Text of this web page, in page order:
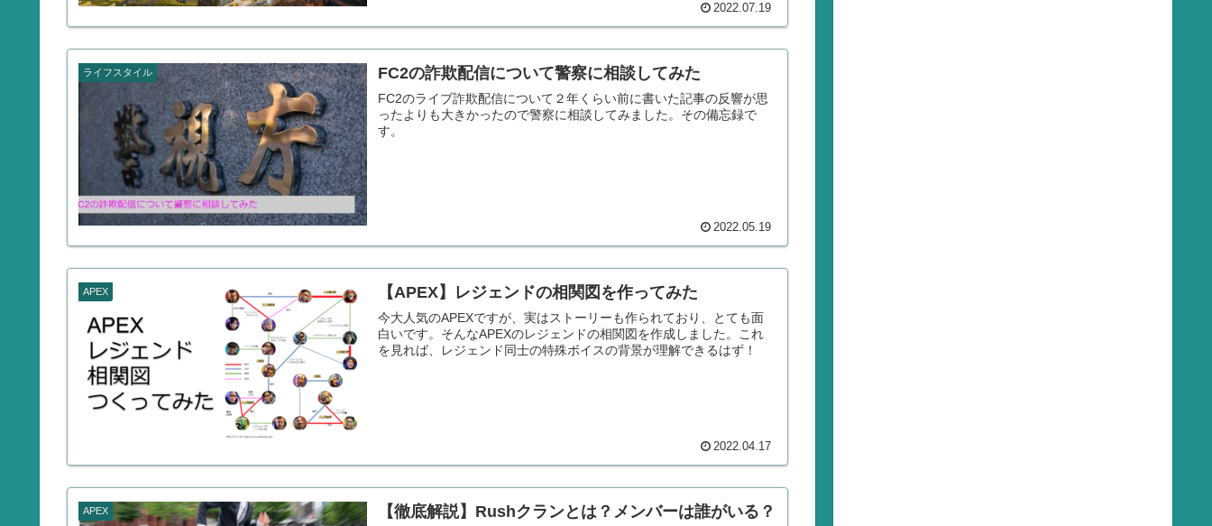
2022.07.19
ライフスタイル FC2の詐欺配信について警察に相談してみた
FC2のライブ詐欺配信について２年くらい前に書いた記事の反響が思
ったよりも大きかったので警察に相談してみました。その備忘録で
す。
2022.05.19
APEX 【APEX】レジェンドの相関図を作ってみた
今大人気のAPEXですが、実はストーリーも作られており、とても面
白いです。そんなAPEXのレジェンドの相関図を作成しました。これ
を見れば、レジェンド同士の特殊ボイスの背景が理解できるはず！
2022.04.17
APEX 【徹底解説】Rushクランとは？メンバーは誰がいる？